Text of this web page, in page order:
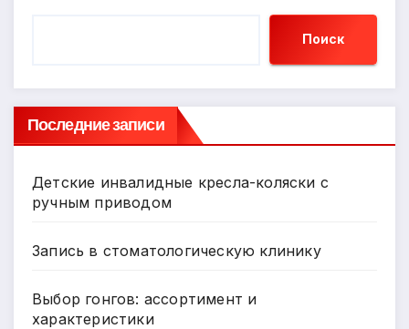
Поиск
Последние записи
Детские инвалидные кресла-коляски с
ручным приводом
Запись в стоматологическую клинику
Выбор гонгов: ассортимент и
характеристики